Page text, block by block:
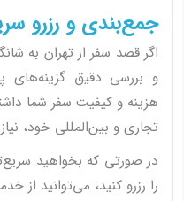
جمع‌بندی و رزرو
اگر قصد سفر از تهران به
و بررسی دقیق گزینه‌های
هزینه و کیفیت سفر شما
تجاری و بین‌المللی خود،
در صورتی که بخواهید
را رزرو کنید، می‌توانید از